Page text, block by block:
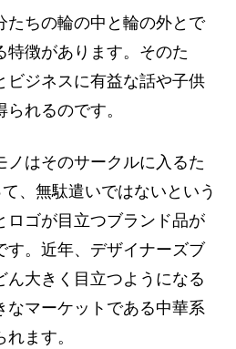
ちの輪の中と輪の外とで
特徴があります。そのた
ビジネスに有益な話や子供
れるのです。
はそのサークルに入るた
、無駄遣いではないという
ロゴが目立つブランド品が
す。近年、デザイナーズブ
ん大きく目立つようになる
なマーケットである中華系
ます。